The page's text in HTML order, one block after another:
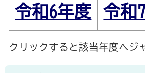
令和6年度 令和
クリックすると該当年度へジ